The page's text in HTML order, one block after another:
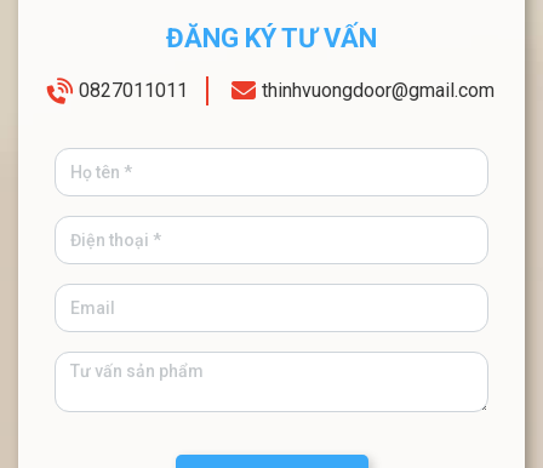
ĐĂNG KÝ TƯ VẤN
0827011011 thinhvuongdoor@gmail.com